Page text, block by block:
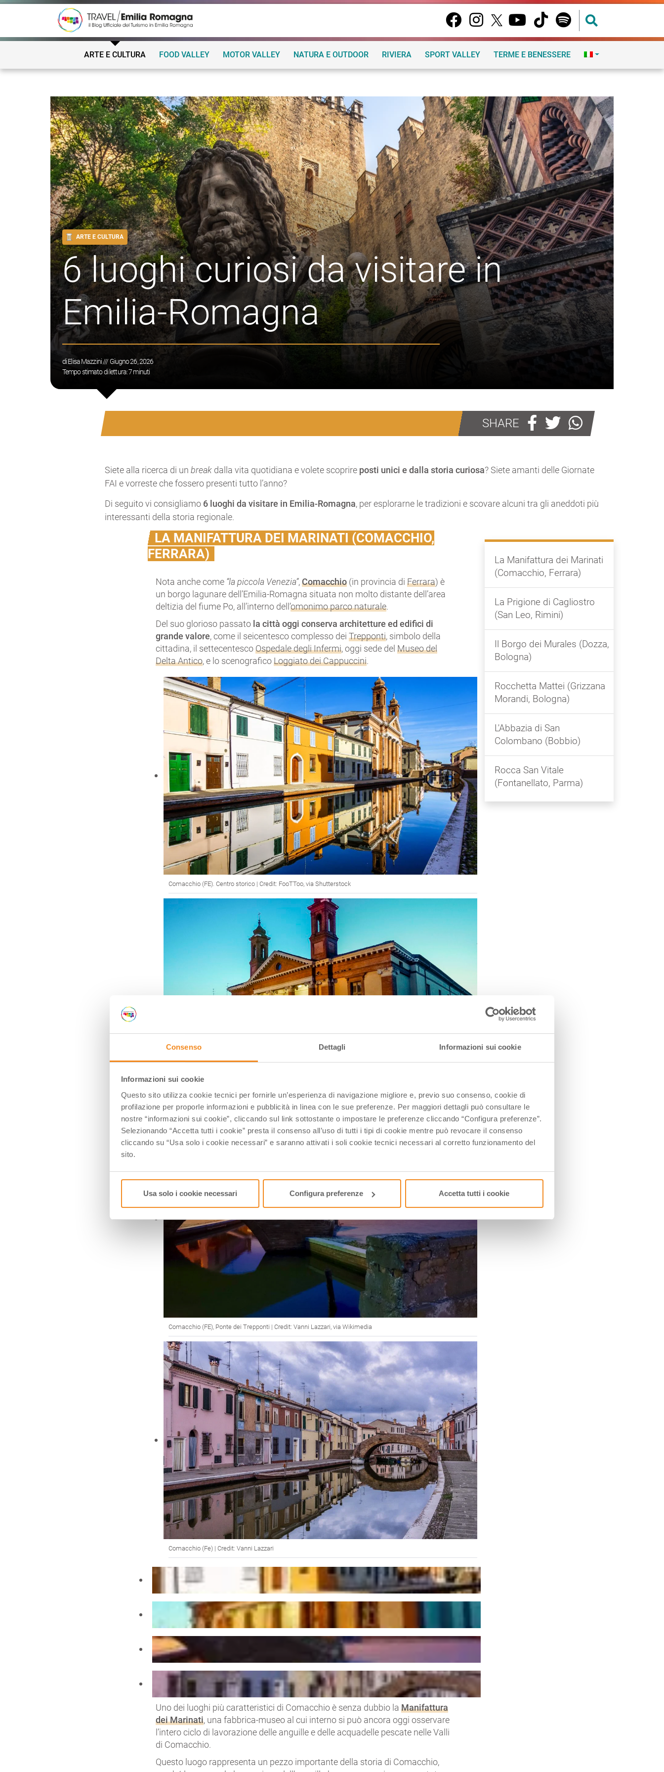
Consenso Dettagli Informazioni sui cookie
Informazioni sui cookie
Questo sito utilizza cookie tecnici per fornirle un’esperienza di navigazione migliore e, previo suo consenso, cookie di
profilazione per proporle informazioni e pubblicità in linea con le sue preferenze. Per maggiori dettagli può consultare le
nostre “informazioni sui cookie”, cliccando sul link sottostante o impostare le preferenze cliccando “Configura preferenze”.
Selezionando “Accetta tutti i cookie” presta il consenso all’uso di tutti i tipi di cookie mentre può revocare il consenso
cliccando su “Usa solo i cookie necessari” e saranno attivati i soli cookie tecnici necessari al corretto funzionamento del
sito.
Usa solo i cookie necessari Configura preferenze Accetta tutti i cookie
ARTE E CULTURA FOOD VALLEY MOTOR VALLEY NATURA E OUTDOOR RIVIERA SPORT VALLEY TERME E BENESSERE
ARTE E CULTURA
6 luoghi curiosi da visitare in
Emilia-Romagna
diElisa Mazzini/// Giugno 26, 2026
Tempo stimato di lettura:7minuti
SHARE
Siete alla ricerca di un break dalla vita quotidiana e volete scoprire posti unici e dalla storia curiosa? Siete amanti delle Giornate
FAI e vorreste che fossero presenti tutto l’anno?
Di seguito vi consigliamo 6 luoghi da visitare in Emilia-Romagna, per esplorarne le tradizioni e scovare alcuni tra gli aneddoti più
interessanti della storia regionale.
LA MANIFATTURA DEI MARINATI (COMACCHIO,
FERRARA)
Nota anche come “la piccola Venezia”,Comacchio (in provincia diFerrara) è
un borgo lagunare dell’Emilia-Romagna situata non molto distante dell’area
deltizia del fiume Po, all’interno dell’omonimo parco naturale.
Del suo glorioso passato la città oggi conserva architetture ed edifici di
grande valore, come il seicentesco complesso deiTrepponti, simbolo della
cittadina, il settecentescoOspedale degli Infermi, oggi sede delMuseo del
Delta Antico, e lo scenograficoLoggiato dei Cappuccini.
Comacchio (FE). Centro storico | Credit: FooTToo, via Shutterstock
Comacchio (Fe), Ospedale degli Infermi
Comacchio (FE), Ponte dei Trepponti | Credit: Vanni Lazzari, via Wikimedia
Comacchio (Fe) | Credit: Vanni Lazzari
Uno dei luoghi più caratteristici di Comacchio è senza dubbio laManifattura
dei Marinati, una fabbrica-museo al cui interno si può ancora oggi osservare
l’intero ciclo di lavorazione delle anguille e delle acquadelle pescate nelle Valli
di Comacchio.
Questo luogo rappresenta un pezzo importante della storia di Comacchio,
La Manifattura dei Marinati
(Comacchio, Ferrara)
La Prigione di Cagliostro
(San Leo, Rimini)
Il Borgo dei Murales (Dozza,
Bologna)
Rocchetta Mattei (Grizzana
Morandi, Bologna)
L'Abbazia di San
Colombano (Bobbio)
Rocca San Vitale
(Fontanellato, Parma)